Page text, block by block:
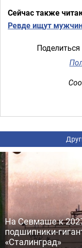
Сейчас также
Ревде ищут
Поделиться
На Севмаше к
подшипники-
«Сталинград»